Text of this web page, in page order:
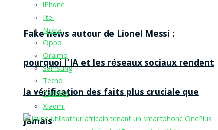
Fake news autour de Lionel Messi :
pourquoi l’IA et les réseaux sociaux rendent
la vérification des faits plus cruciale que
jamais
iPhone
Itel
Nokia
Oppo
Oraimo
Samsung
Tecno
Toshiba
Xiaomi